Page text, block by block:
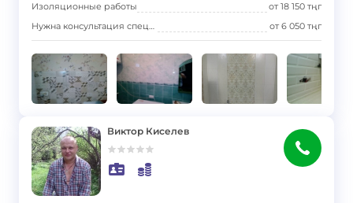
Изоляционные работы
от18 150 тңг
Нужна консультация специалиста
от6 050 тңг
Виктор Киселев